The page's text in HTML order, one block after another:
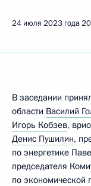
24 июля 2023 года
В заседании
области Василий
Игорь Кобзев,
Денис Пушилин,
по энергетике
председателя
по экономической